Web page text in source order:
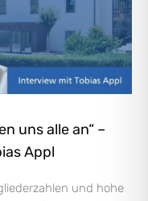
uns alle an“ –
Appl
und hohe